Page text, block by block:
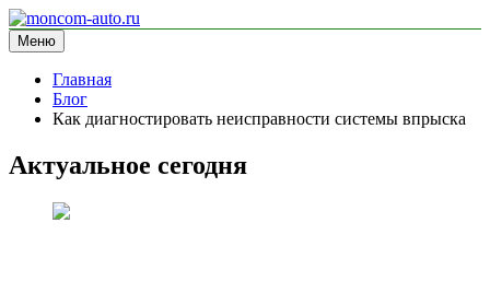
Перейти
к
содержимому
moncom-auto.ru
блог про автомобили
Меню
Главная
Блог
Как диагностировать неисправности системы впрыска
Актуальное сегодня